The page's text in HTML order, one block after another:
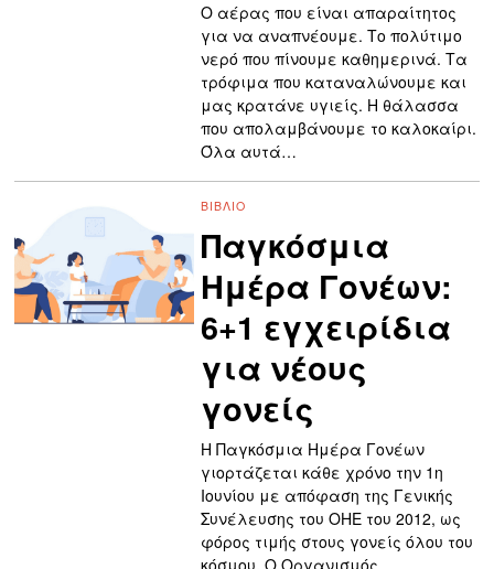
Ο αέρας που είναι απαραίτητος
για να αναπνέουμε. Το πολύτιμο
νερό που πίνουμε καθημερινά. Τα
τρόφιμα που καταναλώνουμε και
μας κρατάνε υγιείς. Η θάλασσα
που απολαμβάνουμε το καλοκαίρι.
Όλα αυτά…
ΒΙΒΛΊΟ
Παγκόσμια
Ημέρα Γονέων:
6+1 εγχειρίδια
για νέους
γονείς
Η Παγκόσμια Ημέρα Γονέων
γιορτάζεται κάθε χρόνο την 1η
Ιουνίου με απόφαση της Γενικής
Συνέλευσης του ΟΗΕ του 2012, ως
φόρος τιμής στους γονείς όλου του
κόσμου. Ο Οργανισμός